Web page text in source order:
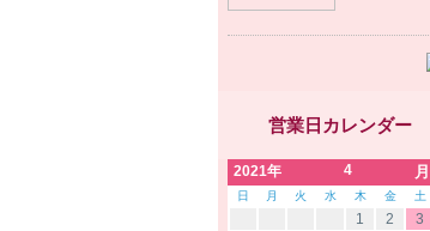
営業日カレンダー
2021年 4 月
日 月 火 水 木 金 土
1 2
3